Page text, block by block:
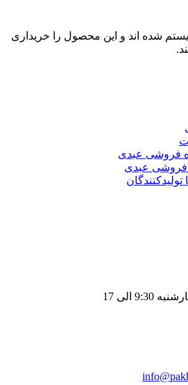
و این محصول را خریداری
عبدی